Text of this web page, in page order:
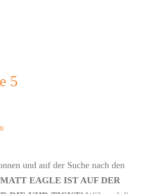
5
und auf der Suche nach den
MATT EAGLE IST AUF DER